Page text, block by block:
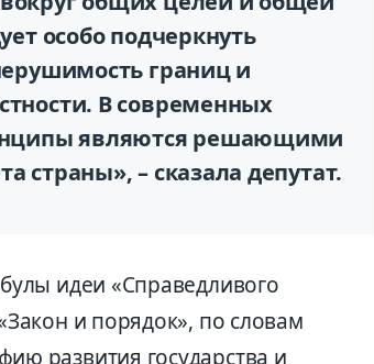
особо подчеркнуть
границ и
В современных
являются решающими
страны», – сказала депутат.
идеи «Справедливого
и порядок», по словам
развития государства и